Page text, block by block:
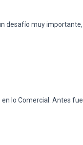
desafío muy importante,
lo Comercial. Antes fue